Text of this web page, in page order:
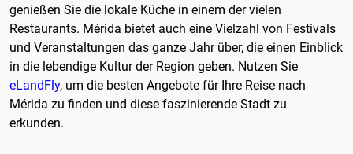
genießen Sie die lokale Küche in einem der vielen
Restaurants. Mérida bietet auch eine Vielzahl von Festivals
und Veranstaltungen das ganze Jahr über, die einen Einblick
in die lebendige Kultur der Region geben. Nutzen Sie
eLandFly, um die besten Angebote für Ihre Reise nach
Mérida zu finden und diese faszinierende Stadt zu
erkunden.